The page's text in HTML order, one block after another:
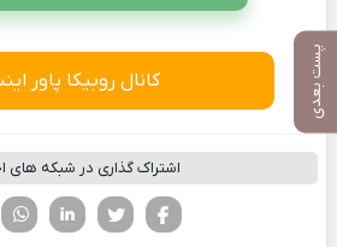
پست بعدی کانال روبیکا پاور
اشتراک گذاری در شبکه های
تویتر
فیسوک